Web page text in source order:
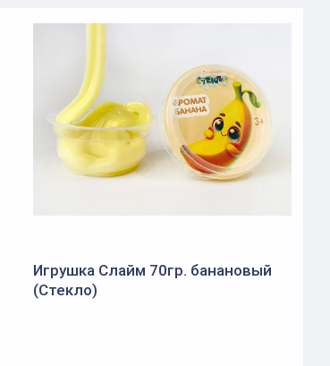
Игрушка Слайм 70гр. банановый
(Стекло)